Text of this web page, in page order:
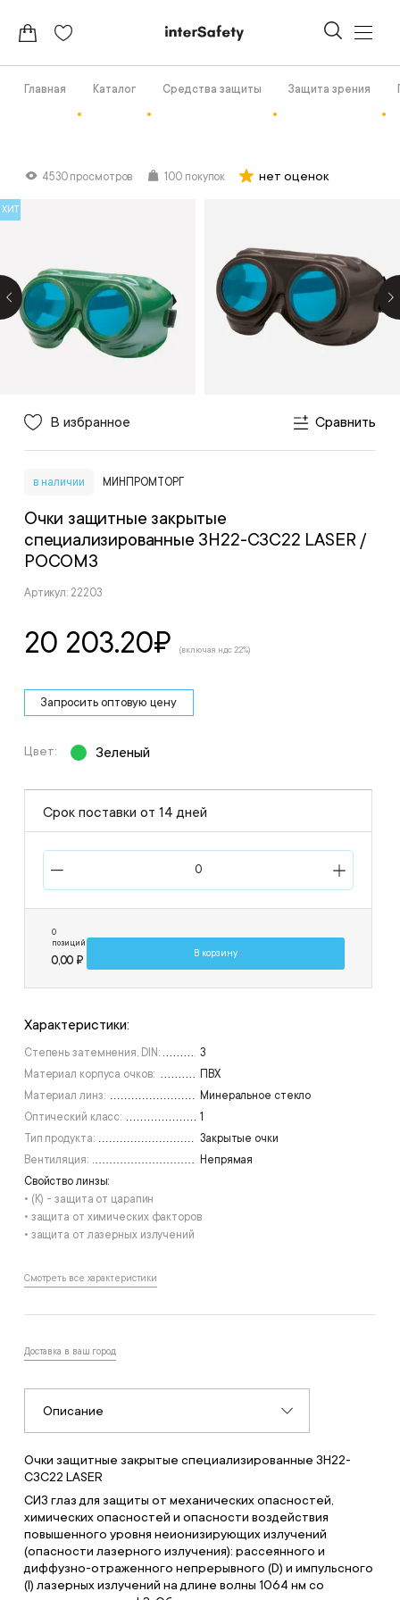
Главная Каталог Средства защиты Защита зрения
4530 просмотров 100 покупок нет оценок
ХИТ
В избранное Сравнить
в наличии МИНПРОМТОРГ
Очки защитные закрытые
специализированные ЗН22-СЗС22 LASER /
РОСОМЗ
Артикул: 22203
20 203.20₽ (включая ндс 22%)
Запросить оптовую цену
Цвет: Зеленый
Срок поставки от 14 дней
0
позиций
0,00 ₽
В корзину
Характеристики:
Степень затемнения, DIN:
3
Материал корпуса очков:
ПВХ
Материал линз:
Минеральное стекло
Оптический класс:
1
Тип продукта:
Закрытые очки
Вентиляция:
Непрямая
Свойство линзы:
• (К) - защита от царапин
• защита от химических факторов
• защита от лазерных излучений
Смотреть все характеристики
Доставка в ваш город
Описание
Очки защитные закрытые специализированные ЗН22-
СЗС22 LASER
СИЗ глаз для защиты от механических опасностей,
химических опасностей и опасности воздействия
повышенного уровня неионизирующих излучений
(опасности лазерного излучения): рассеянного и
диффузно-отраженного непрерывного (D) и импульсного
(I) лазерных излучений на длине волны 1064 нм со